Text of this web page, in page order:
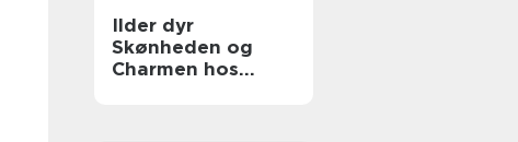
Ilder dyr
Skønheden og
Charmen hos